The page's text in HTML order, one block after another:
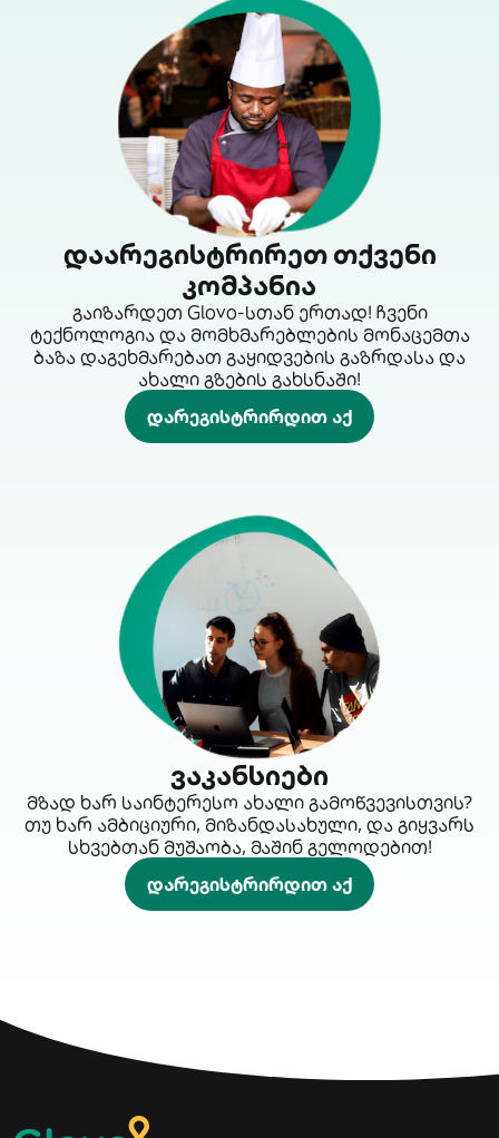
დაარეგისტრირეთ თქვენი
კომპანია
გაიზარდეთ Glovo-სთან ერთად! ჩვენი
ტექნოლოგია და მომხმარებლების მონაცემთა
ბაზა დაგეხმარებათ გაყიდვების გაზრდასა და
ახალი გზების გახსნაში!
დარეგისტრირდით აქ
ვაკანსიები
მზად ხარ საინტერესო ახალი გამოწვევისთვის?
თუ ხარ ამბიციური, მიზანდასახული, და გიყვარს
სხვებთან მუშაობა, მაშინ გელოდებით!
დარეგისტრირდით აქ